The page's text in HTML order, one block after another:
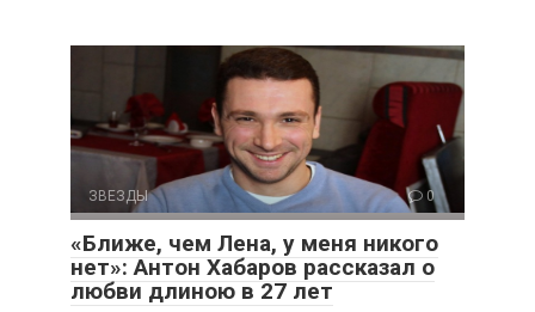
ЗВЕЗДЫ 0
«Ближе, чем Лена, у меня никого
нет»: Антон Хабаров рассказал о
любви длиною в 27 лет